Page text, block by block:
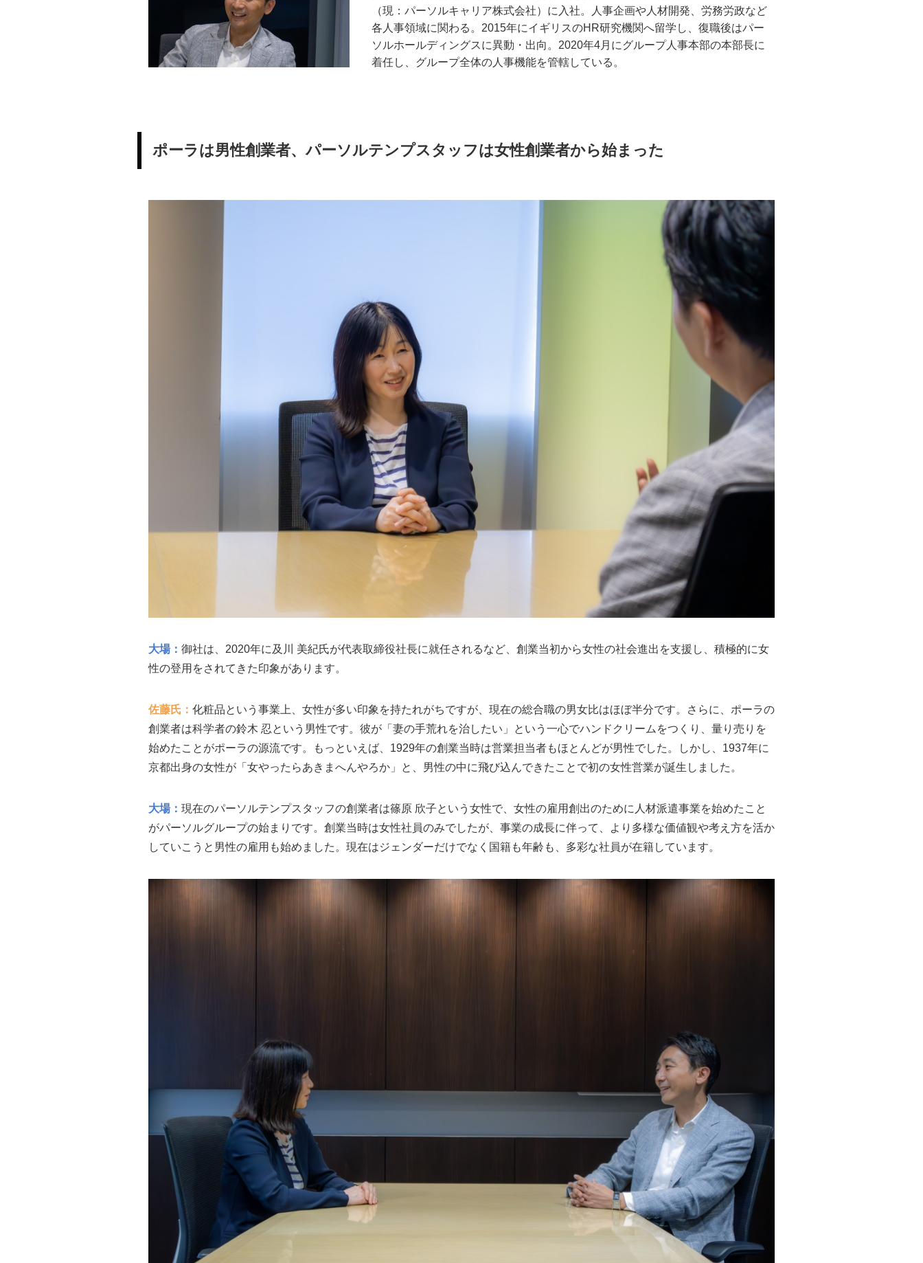
（現：パーソルキャリア株式会社）に入社。人事企画や人材開発、労務労政など
各人事領域に関わる。2015年にイギリスのHR研究機関へ留学し、復職後はパー
ソルホールディングスに異動・出向。2020年4月にグループ人事本部の本部長に
着任し、グループ全体の人事機能を管轄している。
ポーラは男性創業者、パーソルテンプスタッフは女性創業者から始まった
大場： 御社は、2020年に及川 美紀氏が代表取締役社長に就任されるなど、創業当初から女性の社会進出を支援し、積極的に女
性の登用をされてきた印象があります。
佐藤氏： 化粧品という事業上、女性が多い印象を持たれがちですが、現在の総合職の男女比はほぼ半分です。さらに、ポーラの
創業者は科学者の鈴木 忍という男性です。彼が「妻の手荒れを治したい」という一心でハンドクリームをつくり、量り売りを
始めたことがポーラの源流です。もっといえば、1929年の創業当時は営業担当者もほとんどが男性でした。しかし、1937年に
京都出身の女性が「女やったらあきまへんやろか」と、男性の中に飛び込んできたことで初の女性営業が誕生しました。
大場： 現在のパーソルテンプスタッフの創業者は篠原 欣子という女性で、女性の雇用創出のために人材派遣事業を始めたこと
がパーソルグループの始まりです。創業当時は女性社員のみでしたが、事業の成長に伴って、より多様な価値観や考え方を活か
していこうと男性の雇用も始めました。現在はジェンダーだけでなく国籍も年齢も、多彩な社員が在籍しています。